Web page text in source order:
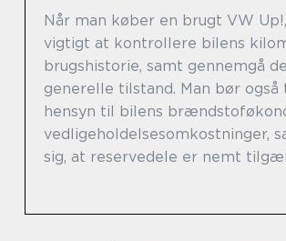
Når man køber en brugt VW
vigtigt at kontrollere bilens
brugshistorie, samt gennemgå
generelle tilstand. Man bør også
hensyn til bilens
vedligeholdelsesomkostninger,
sig, at reservedele er nemt